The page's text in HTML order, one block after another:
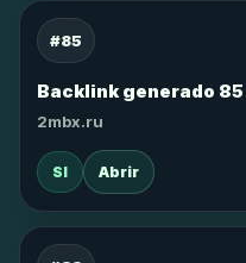
#85
Backlink generado 85
2mbx.ru
SI Abrir